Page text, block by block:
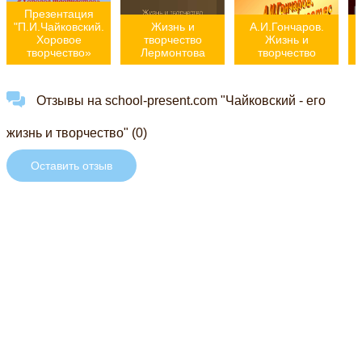
Презентация
"П.И.Чайковский.
Хоровое
творчество»
Жизнь и
творчество
Лермонтова
А.И.Гончаров.
Жизнь и
творчество
Отзывы на school-present.com "Чайковский - его
жизнь и творчество" (0)
Оставить отзыв